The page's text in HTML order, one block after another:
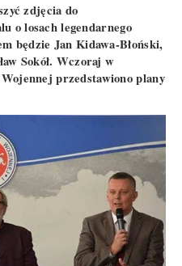
zdjęcia do
o losach legendarnego
będzie Jan Kidawa-Błoński,
Sokół. Wczoraj w
przedstawiono plany